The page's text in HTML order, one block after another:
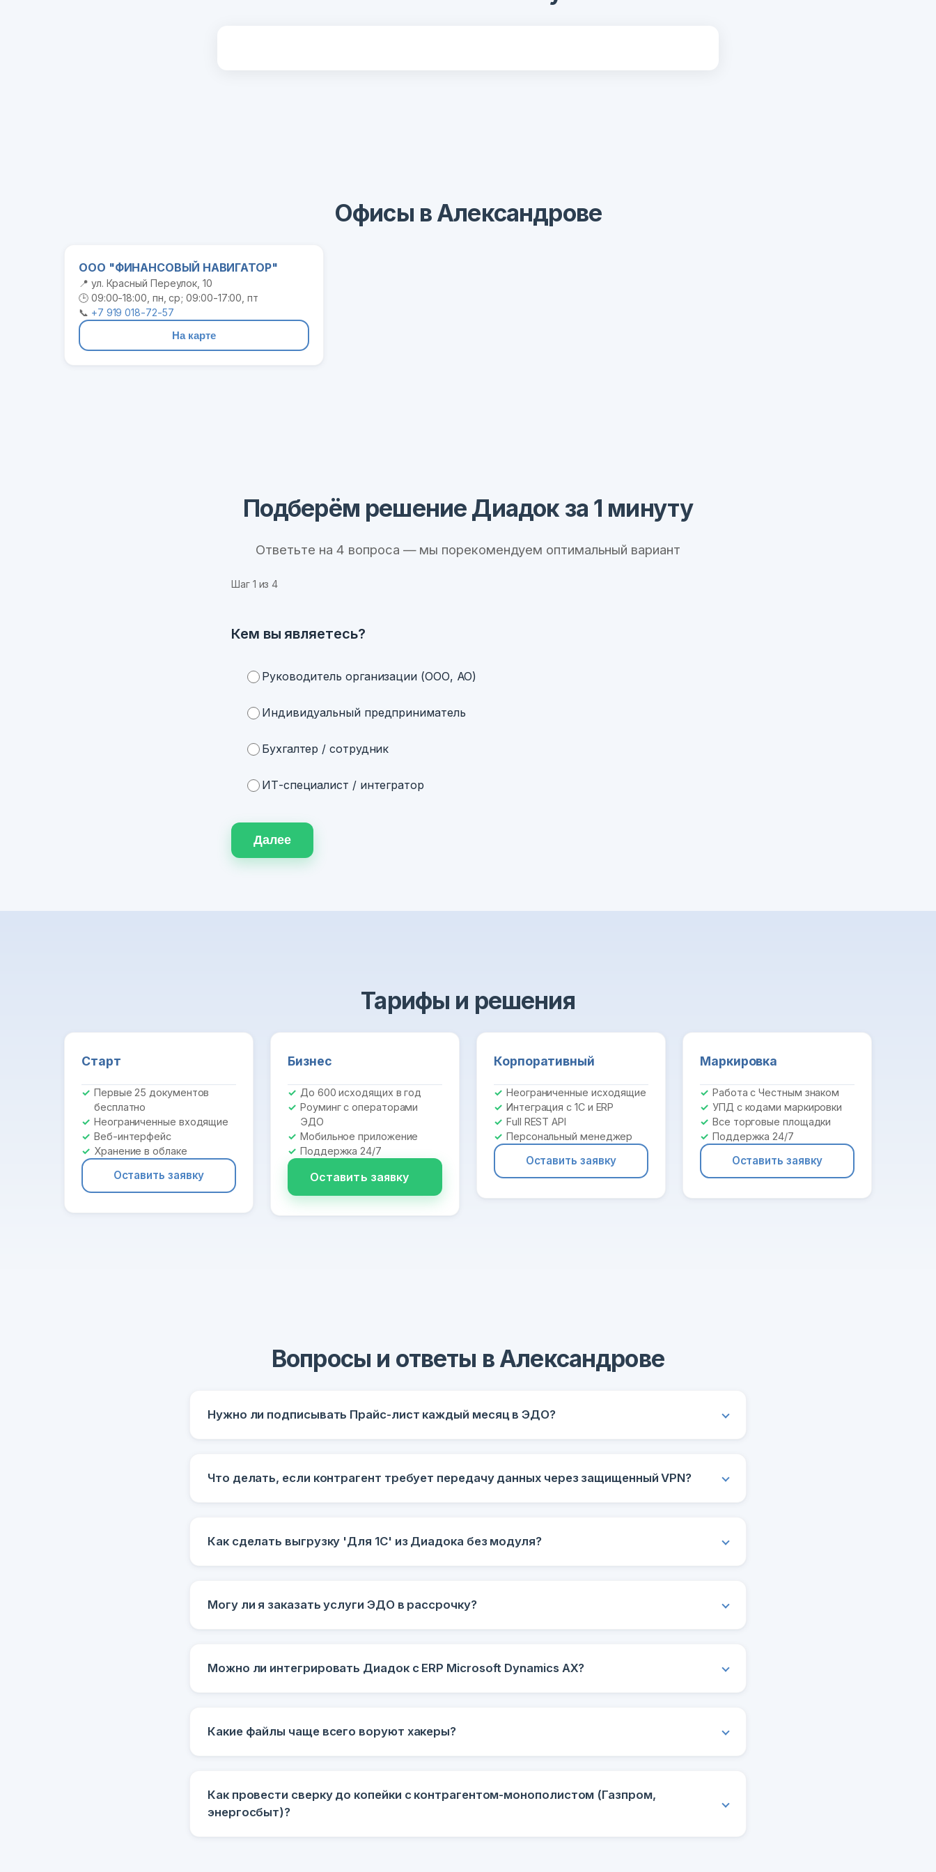
Офисы в Александрове
ООО "ФИНАНСОВЫЙ НАВИГАТОР"
📍 ул. Красный Переулок, 10
🕒 09:00-18:00, пн, ср; 09:00-17:00, пт
📞 +7 919 018-72-57
На карте
Подберём решение Диадок за 1 минуту
Ответьте на 4 вопроса — мы порекомендуем оптимальный вариант
Шаг 1 из 4
Кем вы являетесь?
Руководитель организации (ООО, АО)
Индивидуальный предприниматель
Бухгалтер / сотрудник
ИТ-специалист / интегратор
Далее
Тарифы и решения
Старт
Первые 25 документов
бесплатно
Неограниченные входящие
Веб-интерфейс
Хранение в облаке
Оставить заявку
Бизнес
До 600 исходящих в год
Роуминг с операторами
ЭДО
Мобильное приложение
Поддержка 24/7
Оставить заявку
Корпоративный
Неограниченные исходящие
Интеграция с 1С и ERP
Full REST API
Персональный менеджер
Оставить заявку
Маркировка
Работа с Честным знаком
УПД с кодами маркировки
Все торговые площадки
Поддержка 24/7
Оставить заявку
Вопросы и ответы в Александрове
Нужно ли подписывать Прайс-лист каждый месяц в ЭДО?
Что делать, если контрагент требует передачу данных через защищенный VPN?
Как сделать выгрузку 'Для 1С' из Диадока без модуля?
Могу ли я заказать услуги ЭДО в рассрочку?
Можно ли интегрировать Диадок с ERP Microsoft Dynamics AX?
Какие файлы чаще всего воруют хакеры?
Как провести сверку до копейки с контрагентом-монополистом (Газпром,
энергосбыт)?